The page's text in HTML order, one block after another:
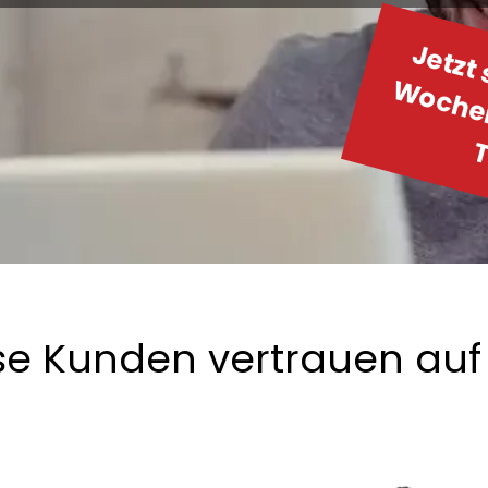
Kunden vertrauen